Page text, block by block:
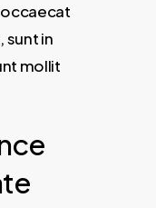
occaecat
sunt in
mollit